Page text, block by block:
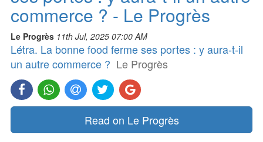
commerce ? - Le Progrès
Le Progrès 11th Jul, 2025 07:00 AM
Létra. La bonne food ferme ses portes : y aura-t-il
un autre commerce ? Le Progrès
Read on Le Progrès